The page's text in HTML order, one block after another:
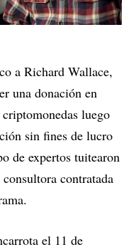
a Richard Wallace,
una donación en
luego
sin fines de lucro
de expertos tuitearon
contratada
el 11 de